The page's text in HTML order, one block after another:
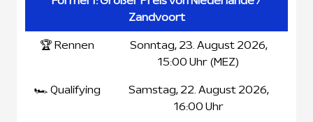
Zandvoort
🏆 Rennen
Sonntag, 23. August 2026,
15:00 Uhr (MEZ)
🏎️ Qualifying
Samstag, 22. August 2026,
16:00 Uhr